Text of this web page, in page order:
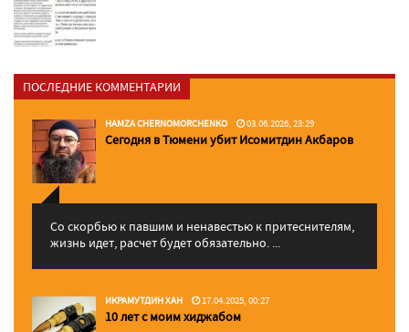
ПОСЛЕДНИЕ КОММЕНТАРИИ
HAMZA CHERNOMORCHENKO 03.06.2026, 23:29
Сегодня в Тюмени убит Исомитдин Акбаров
Со скорбью к павшим и ненавестью к притеснителям,
жизнь идет, расчет будет обязательно. ...
ИКРАМУТДИН ХАН 17.04.2025, 00:27
10 лет с моим хиджабом